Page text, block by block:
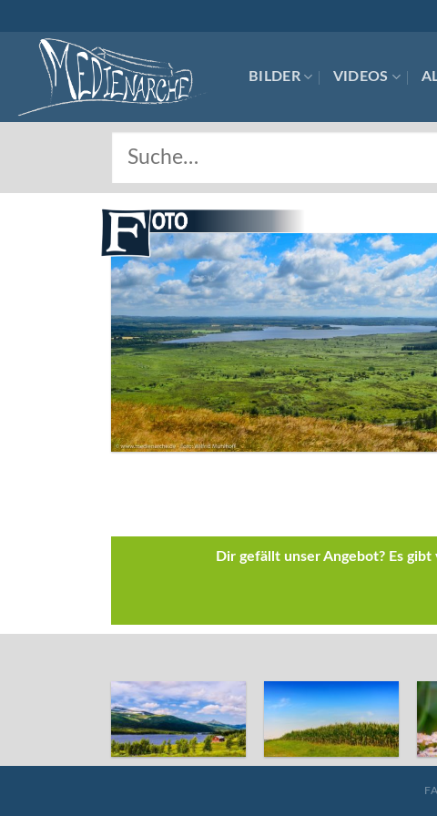
content
BILDER VIDEOS
Dir gefällt unser Angebot? Es